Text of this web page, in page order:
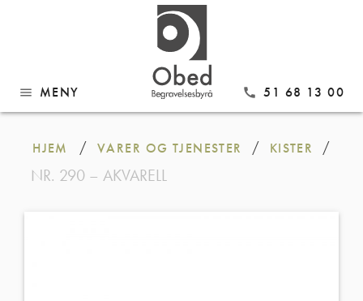
menu MENY call 51 68 13 00
Gå
innhold
HJEM / VARER OG TJENESTER / KISTER /
NR. 290 – AKVARELL